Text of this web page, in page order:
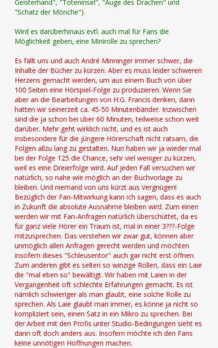
Geisterhand", "Toteninsel", "Auge des Drachen" und
"Schatz der Mönche").
Wird es darüberhinaus evtl. auch mal für Fans die
Möglichkeit geben, eine Minirolle zu sprechen?
Es fällt uns und auch André Minninger immer schwer, die
Inhalte der Bücher zu kürzen. Aber es muss leider schweren
Herzens gemacht werden, um aus einem Buch von über
100 Seiten eine Hörspiel-Folge zu produzieren. Wenn Sie
aber an die Bearbeitungen von H.G. Francis denken, dann
hatten wir seinerzeit ca. 45-50 Minutenbänder. Inzwischen
sind die ja schon bei über 60 Minuten, teilweise schon weit
darüber. Mehr geht wirklich nicht, und es ist auch
insbesondere für die jüngere Hörerschaft nicht ratsam, die
Folgen allzu lang zu gestalten. Nun haben wir ja wieder mal
bei der Folge 125 die Chance, sehr viel weniger zu kürzen,
weil es eine Dreierfolge wird. Auf jeden Fall versuchen wir
natürlich, so nahe wie möglich an der Buchvorlage zu
bleiben. Und niemand von uns kürzt aus Vergnügen!
Bezüglich der Fan-Mitwirkung kann ich sagen, dass es auch
in Zukunft die absolute Ausnahme bleiben wird. Zum einen
werden wir mit Fan-Anfragen natürlich überschüttet, da es
für ganz viele Hörer ein Traum ist, mal in einer 3???-Folge
mitzusprechen. Das verstehen wir zwar gut, können aber
unmöglich allen Anfragen gerecht werden und möchten
insofern dieses "Schleusentor" auch gar nicht erst öffnen.
Zum anderen gibt es selten so winzige Rollen, dass ein Laie
die "mal eben so" bewältigt. Wir haben mit Laien in der
Vergangenheit oft schlechte Erfahrungen gemacht. Es ist
nämlich schwieriger als man glaubt, eine solche Rolle zu
sprechen. Als Laie glaubt man immer, es könne ja nicht so
kompliziert sein, einen Satz in ein Mikro zu sprechen. Bei
der Arbeit mit den Profis unter Studio-Bedingungen sieht es
dann oft doch anders aus. Insofern möchte ich den Fans
keine unnötigen Hoffnungen machen.